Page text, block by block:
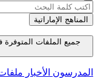
المناهج الإماراتية
المدرسون الأخبار